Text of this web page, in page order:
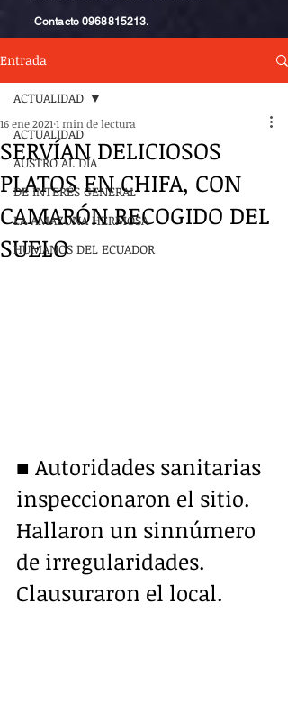
Contacto0968815213.
Entrada
ACTUALIDAD
AUSTRO AL DÍA
DE INTERÉS GENERAL
LA AMAZONA HERMOSA
HUMANOS DEL ECUADOR
ACTUALIDAD
SERVÍAN DELICIOSOS
PLATOS EN CHIFA, CON
CAMARÓN RECOGIDO DEL
SUELO
16 ene 2021 1 min de lectura
■ Autoridades sanitarias
inspeccionaron el sitio.
Hallaron un sinnúmero
de irregularidades.
Clausuraron el local.